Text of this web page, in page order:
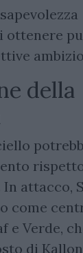
ottenere
della
attacco,
come
e Verde,
di